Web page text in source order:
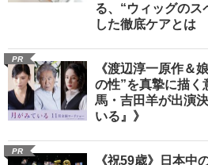
る、“ウィッグのス
した徹底ケアとは
PR
《渡辺淳一原作＆
の性”を真摯に描く
馬・吉田羊が出演
いる』》
PR
《祝59歳》日本中